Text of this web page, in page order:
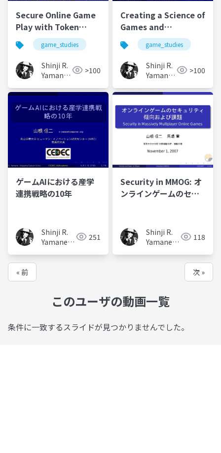
Secure Online Game
Play with Token
(2011)game_studies
Shinji R.
Yamane
二)
>100
Creating a Science of
Games and
Computer Science
Reform (2011)
game_studies
Shinji R.
Yamane
二)
>100
ゲームAIにおける産学
連携戦略の10年
Shinji R.
Yamane
251
Security in MMOG: オ
ンラインゲームのセキ
Shinji R.
Yamane
118
« 前 次 »
このユーザの動画一覧
条件に一致するスライドが見つかりませんでした。